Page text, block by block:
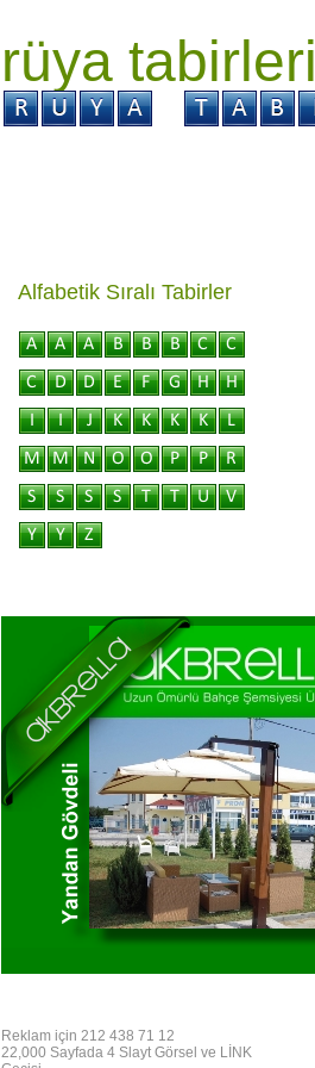
rüya tabirleri
Alfabetik Sıralı Tabirler
Reklam için 212 438 71 12
22,000 Sayfada 4 Slayt Görsel ve LİNK